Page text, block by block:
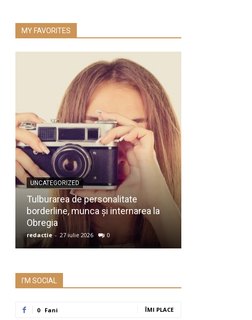
MY FAVORITES
UNCATEGORIZED
Tulburarea de personalitate
borderline, munca și internarea la
Obregia
redactie - 27 iulie 2026 0
I'M SOCIAL
0 Fani ÎMI PLACE